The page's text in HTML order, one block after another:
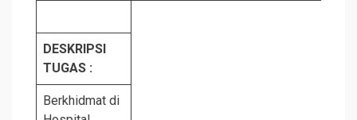
DESKRIPSI
TUGAS :
Berkhidmat di